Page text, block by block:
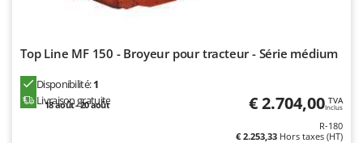
Sunseeker
T
Tecla
Top Line MF 150 - Broyeur pour tracteur - Série médium
Disponibilité:1
Livraison gratuite
18 août - 20 août € 2.704,00 TVA
Inclus
R-180
€ 2.253,33 Hors taxes (HT)